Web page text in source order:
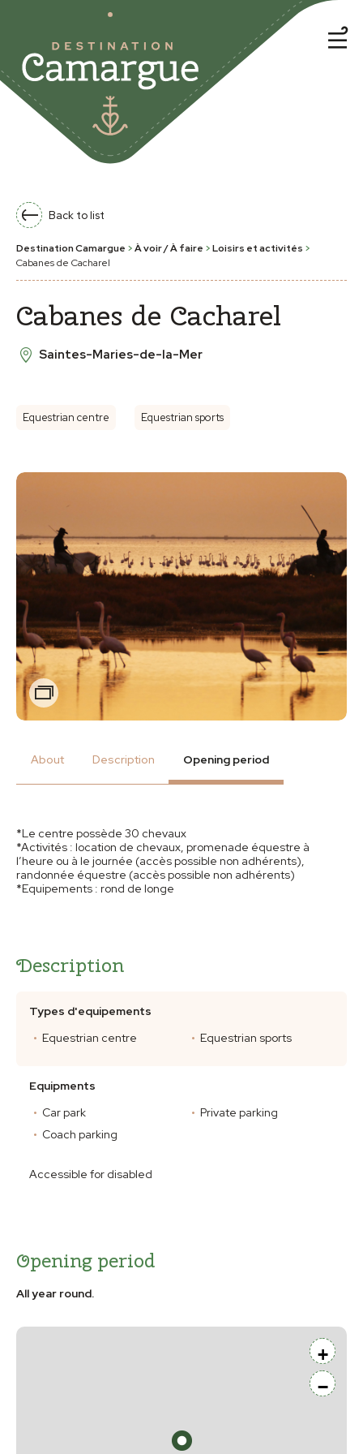
Back to list
Destination Camargue >À voir / À faire >Loisirs et activités >
Cabanes de Cacharel
Cabanes de Cacharel
Saintes-Maries-de-la-Mer
Equestrian centre Equestrian sports
Zoom
About Description Opening period
*Le centre possède 30 chevaux
*Activités : location de chevaux, promenade équestre à
l’heure ou à le journée (accès possible non adhérents),
randonnée équestre (accès possible non adhérents)
*Equipements : rond de longe
Description
Types d'equipements
Equestrian centre
Equestrian sports
Equipments
Car park
Coach parking
Private parking
Accessible for disabled
Opening period
All year round.
+
−